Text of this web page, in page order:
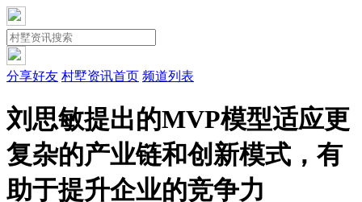
分享好友 村墅资讯首页 频道列表
刘思敏提出的MVP模型适应更
复杂的产业链和创新模式，有
助于提升企业的竞争力